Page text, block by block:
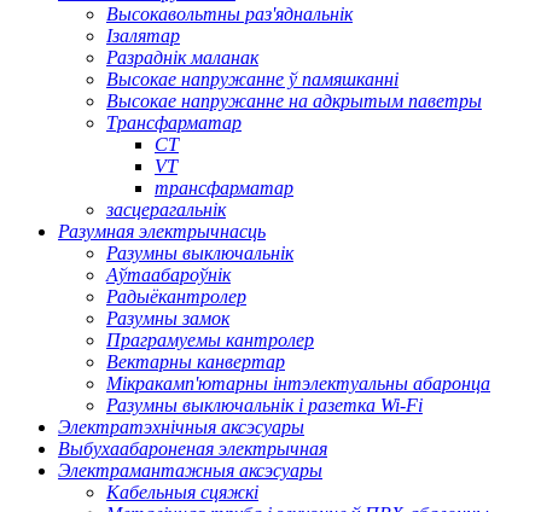
Высокавольтны раз'яднальнік
Ізалятар
Разраднік маланак
Высокае напружанне ў памяшканні
Высокае напружанне на адкрытым паветры
Трансфарматар
CT
VT
трансфарматар
засцерагальнік
Разумная электрычнасць
Разумны выключальнік
Аўтаабароўнік
Радыёкантролер
Разумны замок
Праграмуемы кантролер
Вектарны канвертар
Мікракамп'ютарны інтэлектуальны абаронца
Разумны выключальнік і разетка Wi-Fi
Электратэхнічныя аксэсуары
Выбухаабароненая электрычная
Электрамантажныя аксэсуары
Кабельныя сцяжкі